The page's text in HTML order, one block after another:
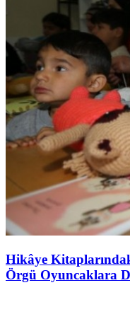
Hikâye
Örgü Oyuncaklara